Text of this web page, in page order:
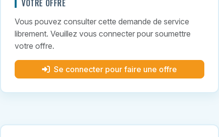
VOTRE OFFRE
Vous pouvez consulter cette demande de service
librement. Veuillez vous connecter pour soumettre
votre offre.
Se connecter pour faire une offre